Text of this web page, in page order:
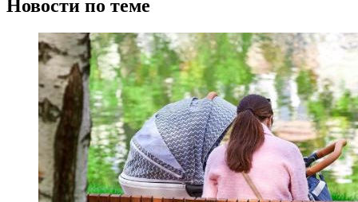
Новости по теме